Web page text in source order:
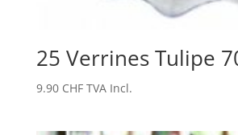
25 Verrines Tulipe
9.90 CHF TVA Incl.